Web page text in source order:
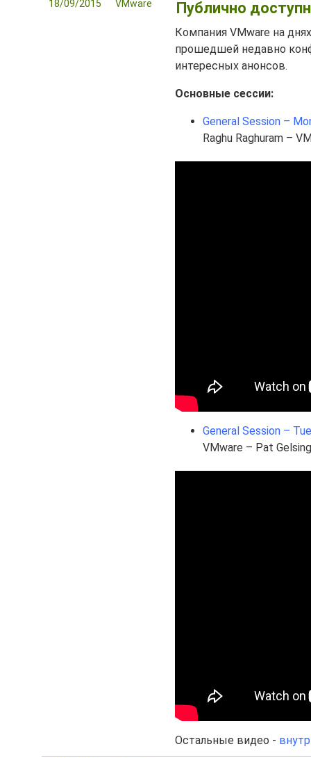
18/09/2015 VMware Публично
Компания VMware на
прошедшей недавно
интересных анонсов.
Основные сессии:
General Session –
Raghu Raghuram –
General Session –
VMware – Pat
Остальные видео -